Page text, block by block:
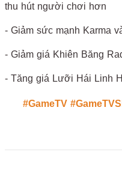
thu hút người chơi hơn
- Giảm sức mạnh Karma
- Giảm giá Khiên Băng
- Tăng giá Lưỡi Hái Linh
#GameTV